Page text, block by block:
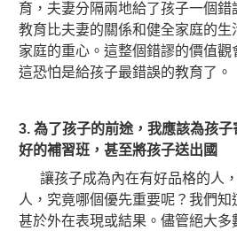
育，夫妻分隔兩地給了孩子一個
教育比夫妻的關係和健全家庭的生
家庭的重心。這整個錯謬的價值觀
這恐怕是給孩子最錯誤的教育了。
3. 為了孩子的前途，我應該為孩
好的補習班，甚至將孩子送出國
讓孩子成為內在有好品格的人
人，究竟哪個優先重要呢？我們知
甚於外在表現或結果。儘管絕大